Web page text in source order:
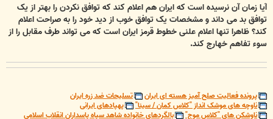
آیا زمان آن نرسیده است که ایران هم اعلام کند که توافق نکردن را بهتر از یک
توافق بد می داند و مشخصات یک توافق خوب از دید خود را به صراحت اعلام
کند؟ ظاهرا تنها اعلام علنی خطوط قرمز ایران است که می تواند طرف مقابل را از
سوء تفاهم خهارج کند.
پرونده فعالیت صلح آمیز هسته ای ایران
تسلیحات ضد زره ایران
ناوچه های موشک انداز "کلاس کمان / سینا"
پهپادهای ایرانی
ناوشکن های "کلاس موج"
بالگردهای خانواده شاهد سپاه پاسداران انقلاب اسلامی